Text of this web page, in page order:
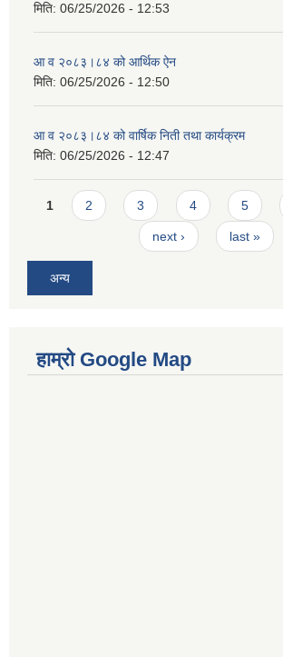
मिति: 06/25/2026 - 12:53
आ व २०८३।८४ को आर्थिक ऐन
मिति: 06/25/2026 - 12:50
आ व २०८३।८४ को वार्षिक निती तथा कार्यक्रम
मिति: 06/25/2026 - 12:47
Pages
1 2 3 4 5
next › last »
अन्य
हाम्रो Google Map